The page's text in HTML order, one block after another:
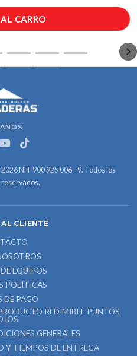
CARRO
NIT 900 925 006 - 9. Todos los
AL CLIENTE
EQUIPOS
POLÍTICAS
DE PAGO
REDIMIBLE PUNTOS
GENERALES
Y TIEMPOS DE ENTREGA